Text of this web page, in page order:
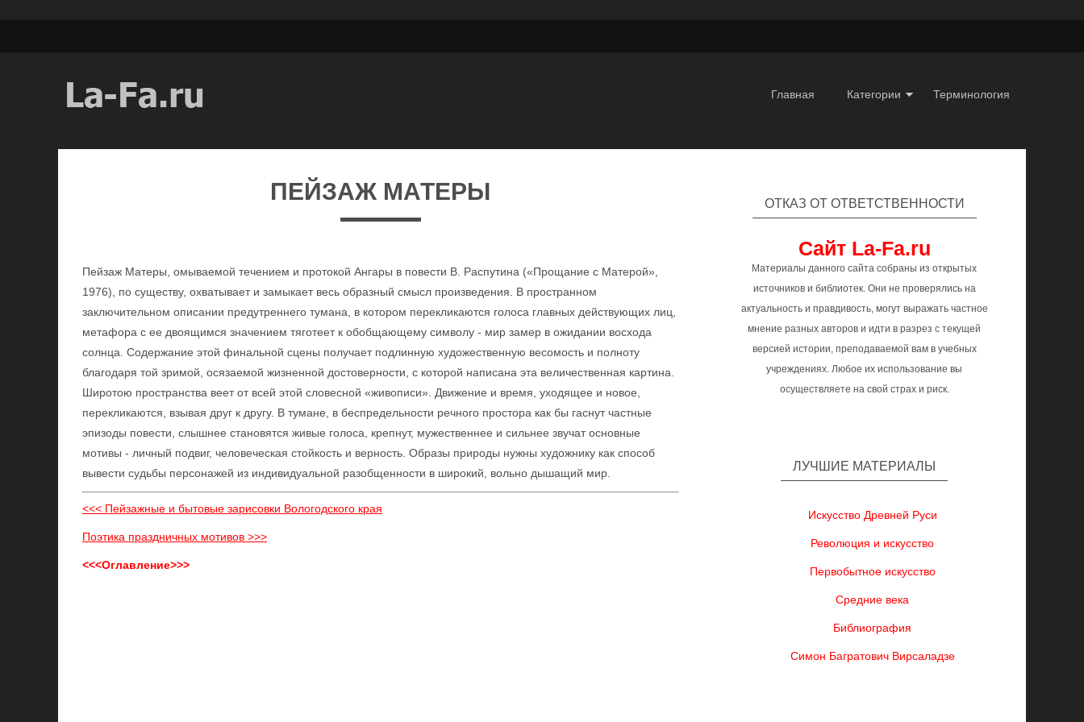
Главная Категории Терминология
ПЕЙЗАЖ МАТЕРЫ
Пейзаж Матеры, омываемой течением и протокой Ангары в повести В. Распутина («Прощание с Матерой»,
1976), по существу, охватывает и замыкает весь образный смысл произведения. В пространном
заключительном описании предутреннего тумана, в котором перекликаются голоса главных действующих лиц,
метафора с ее двоящимся значением тяготеет к обобщающему символу - мир замер в ожидании восхода
солнца. Содержание этой финальной сцены получает подлинную художественную весомость и полноту
благодаря той зримой, осязаемой жизненной достоверности, с которой написана эта величественная картина.
Широтою пространства веет от всей этой словесной «живописи». Движение и время, уходящее и новое,
перекликаются, взывая друг к другу. В тумане, в беспредельности речного простора как бы гаснут частные
эпизоды повести, слышнее становятся живые голоса, крепнут, мужественнее и сильнее звучат основные
мотивы - личный подвиг, человеческая стойкость и верность. Образы природы нужны художнику как способ
вывести судьбы персонажей из индивидуальной разобщенности в широкий, вольно дышащий мир.
<<< Пейзажные и бытовые зарисовки Вологодского края
Поэтика праздничных мотивов >>>
<<<Оглавление>>>
ОТКАЗ ОТ ОТВЕТСТВЕННОСТИ
Сайт La-Fa.ru
Материалы данного сайта собраны из открытых
источников и библиотек. Они не проверялись на
актуальность и правдивость, могут выражать частное
мнение разных авторов и идти в разрез с текущей
версией истории, преподаваемой вам в учебных
учреждениях. Любое их использование вы
осуществляете на свой страх и риск.
ЛУЧШИЕ МАТЕРИАЛЫ
Искусство Древней Руси
Революция и искусство
Первобытное искусство
Средние века
Библиография
Симон Багратович Вирсаладзе